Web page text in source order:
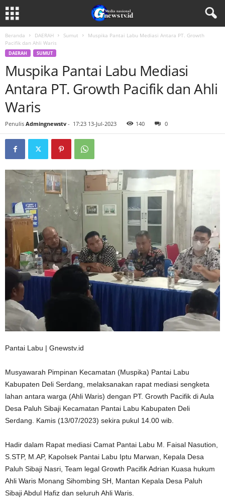
Beranda DAERAH Sumut
Muspika Pantai Labu Mediasi Antara PT. Growth
Pacifik dan Ahli Waris
DAERAH SUMUT
Muspika Pantai Labu Mediasi
Antara PT. Growth Pacifik dan Ahli
Waris
Penulis Admingnewstv - 17:23 13-Jul-2023 140 0
Pantai Labu | Gnewstv.id
Musyawarah Pimpinan Kecamatan (Muspika) Pantai Labu
Kabupaten Deli Serdang, melaksanakan rapat mediasi sengketa
lahan antara warga (Ahli Waris) dengan PT. Growth Pacifik di Aula
Desa Paluh Sibaji Kecamatan Pantai Labu Kabupaten Deli
Serdang. Kamis (13/07/2023) sekira pukul 14.00 wib.
Hadir dalam Rapat mediasi Camat Pantai Labu M. Faisal Nasution,
S.STP, M.AP, Kapolsek Pantai Labu Iptu Marwan, Kepala Desa
Paluh Sibaji Nasri, Team legal Growth Pacifik Adrian Kuasa hukum
Ahli Waris Monang Sihombing SH, Mantan Kepala Desa Paluh
Sibaji Abdul Hafiz dan seluruh Ahli Waris.